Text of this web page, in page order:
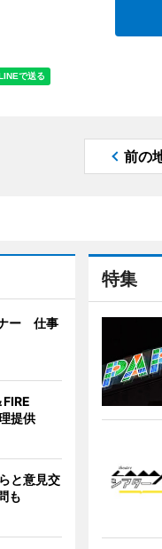
前の
特集
ー 仕事
提供
と意見交
も